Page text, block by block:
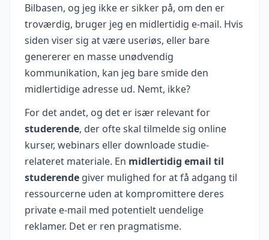
Bilbasen, og jeg ikke er sikker på, om den er
troværdig, bruger jeg en midlertidig e-mail. Hvis
siden viser sig at være useriøs, eller bare
genererer en masse unødvendig
kommunikation, kan jeg bare smide den
midlertidige adresse ud. Nemt, ikke?
For det andet, og det er især relevant for
studerende, der ofte skal tilmelde sig online
kurser, webinars eller downloade studie-
relateret materiale. En midlertidig email til
studerende giver mulighed for at få adgang til
ressourcerne uden at kompromittere deres
private e-mail med potentielt uendelige
reklamer. Det er ren pragmatisme.